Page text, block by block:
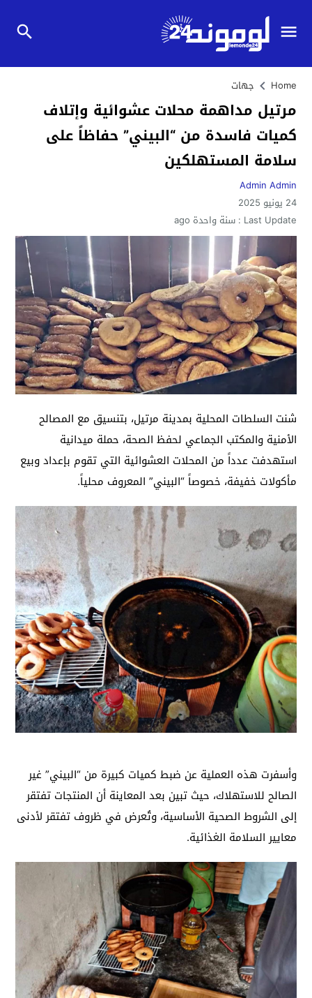
Home جهات
مرتيل مداهمة محلات عشوائية وإتلاف
كميات فاسدة من “البيني” حفاظاً على
سلامة المستهلكين
Admin Admin
24 يونيو 2025
Last Update : سنة واحدة ago
شنت السلطات المحلية بمدينة مرتيل، بتنسيق مع المصالح
الأمنية والمكتب الجماعي لحفظ الصحة، حملة ميدانية
استهدفت عدداً من المحلات العشوائية التي تقوم بإعداد وبيع
مأكولات خفيفة، خصوصاً “البيني” المعروف محلياً.
وأسفرت هذه العملية عن ضبط كميات كبيرة من “البيني” غير
الصالح للاستهلاك، حيث تبين بعد المعاينة أن المنتجات تفتقر
إلى الشروط الصحية الأساسية، وتُعرض في ظروف تفتقر لأدنى
معايير السلامة الغذائية.